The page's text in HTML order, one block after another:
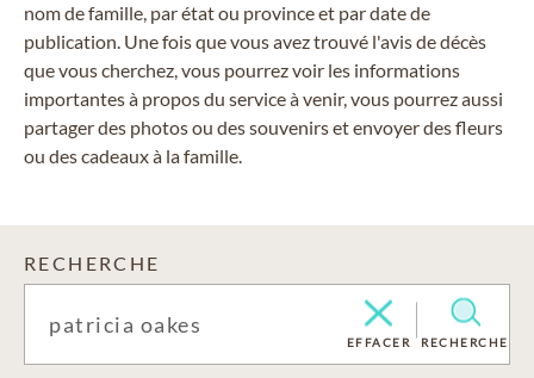
nom de famille, par état ou province et par date de
publication. Une fois que vous avez trouvé l'avis de décès
que vous cherchez, vous pourrez voir les informations
importantes à propos du service à venir, vous pourrez aussi
partager des photos ou des souvenirs et envoyer des fleurs
ou des cadeaux à la famille.
RECHERCHE
EFFACER RECHERCHE